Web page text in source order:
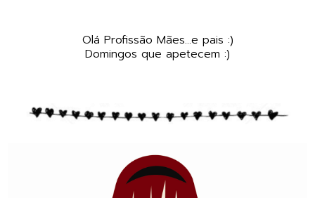
Olá Profissão Mães...e pais :)
Domingos que apetecem :)